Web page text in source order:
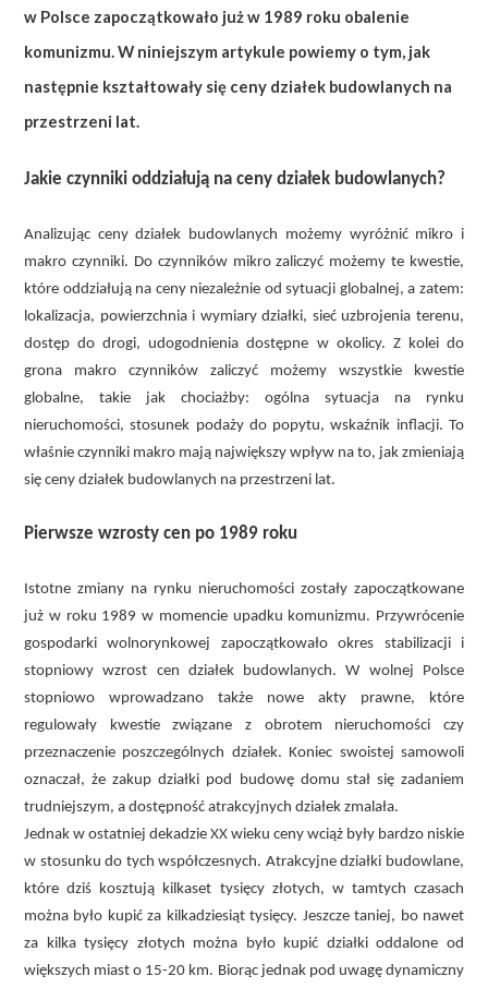
w Polsce zapoczątkowało już w 1989 roku obalenie
komunizmu. W niniejszym artykule powiemy o tym, jak
następnie kształtowały się ceny działek budowlanych na
przestrzeni lat.
Jakie czynniki oddziałują na ceny działek budowlanych?
Analizując ceny działek budowlanych możemy wyróżnić mikro i
makro czynniki. Do czynników mikro zaliczyć możemy te kwestie,
które oddziałują na ceny niezależnie od sytuacji globalnej, a zatem:
lokalizacja, powierzchnia i wymiary działki, sieć uzbrojenia terenu,
dostęp do drogi, udogodnienia dostępne w okolicy. Z kolei do
grona makro czynników zaliczyć możemy wszystkie kwestie
globalne, takie jak chociażby: ogólna sytuacja na rynku
nieruchomości, stosunek podaży do popytu, wskaźnik inflacji. To
właśnie czynniki makro mają największy wpływ na to, jak zmieniają
się ceny działek budowlanych na przestrzeni lat.
Pierwsze wzrosty cen po 1989 roku
Istotne zmiany na rynku nieruchomości zostały zapoczątkowane
już w roku 1989 w momencie upadku komunizmu. Przywrócenie
gospodarki wolnorynkowej zapoczątkowało okres stabilizacji i
stopniowy wzrost cen działek budowlanych. W wolnej Polsce
stopniowo wprowadzano także nowe akty prawne, które
regulowały kwestie związane z obrotem nieruchomości czy
przeznaczenie poszczególnych działek. Koniec swoistej samowoli
oznaczał, że zakup działki pod budowę domu stał się zadaniem
trudniejszym, a dostępność atrakcyjnych działek zmalała.
Jednak w ostatniej dekadzie XX wieku ceny wciąż były bardzo niskie
w stosunku do tych współczesnych. Atrakcyjne działki budowlane,
które dziś kosztują kilkaset tysięcy złotych, w tamtych czasach
można było kupić za kilkadziesiąt tysięcy. Jeszcze taniej, bo nawet
za kilka tysięcy złotych można było kupić działki oddalone od
większych miast o 15-20 km. Biorąc jednak pod uwagę dynamiczny